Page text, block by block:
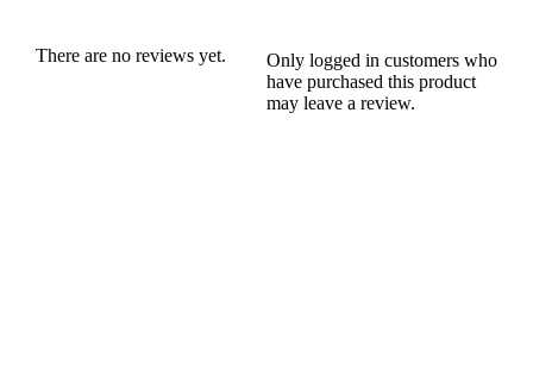
There are no reviews yet.
Only logged in customers who
have purchased this product
may leave a review.